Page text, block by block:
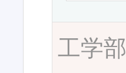
工学部